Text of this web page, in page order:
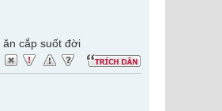
cắp suốt đời